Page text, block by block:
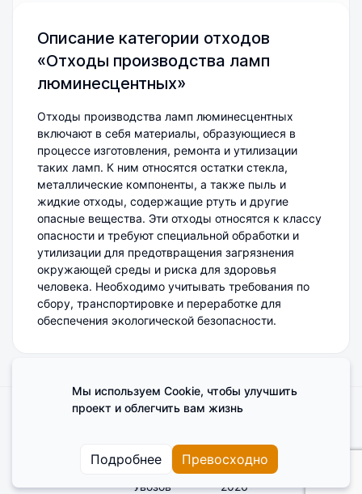
Описание категории отходов
«Отходы производства ламп
люминесцентных»
Отходы производства ламп люминесцентных
включают в себя материалы, образующиеся в
процессе изготовления, ремонта и утилизации
таких ламп. К ним относятся остатки стекла,
металлические компоненты, а также пыль и
жидкие отходы, содержащие ртуть и другие
опасные вещества. Эти отходы относятся к классу
опасности и требуют специальной обработки и
утилизации для предотвращения загрязнения
окружающей среды и риска для здоровья
человека. Необходимо учитывать требования по
сбору, транспортировке и переработке для
обеспечения экологической безопасности.
Увозов 2026
Поделиться мнением о сайте
Пользовательское соглашение
Мы используем Cookie, чтобы улучшить
проект и облегчить вам жизнь
Подробнее Превосходно